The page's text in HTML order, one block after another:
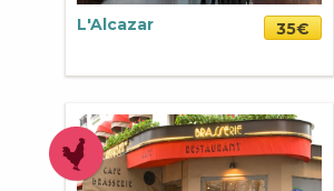
L'Alcazar 35€